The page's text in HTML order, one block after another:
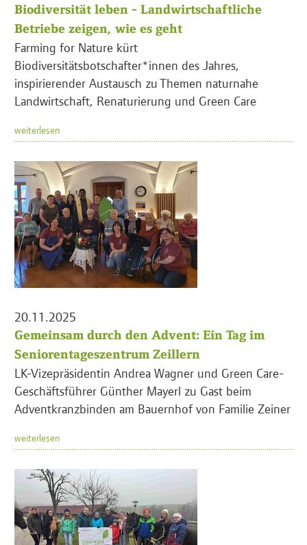
Biodiversität leben - Landwirtschaftliche
Betriebe zeigen, wie es geht
Farming for Nature kürt
Biodiversitätsbotschafter*innen des Jahres,
inspirierender Austausch zu Themen naturnahe
Landwirtschaft, Renaturierung und Green Care
weiterlesen
20.11.2025
Gemeinsam durch den Advent: Ein Tag im
Seniorentageszentrum Zeillern
LK-Vizepräsidentin Andrea Wagner und Green Care-
Geschäftsführer Günther Mayerl zu Gast beim
Adventkranzbinden am Bauernhof von Familie Zeiner
weiterlesen